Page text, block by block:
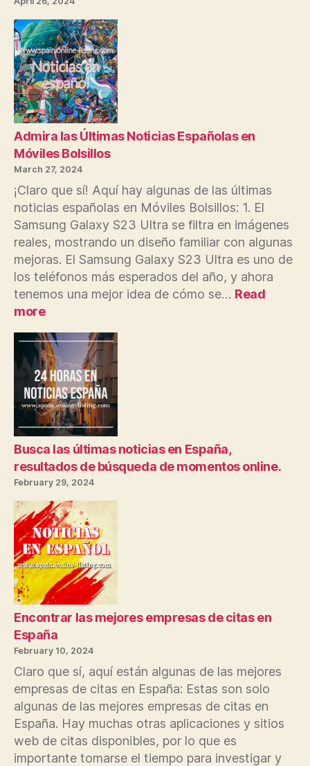
móviles
Admira las Últimas Noticias Españolas en
Móviles Bolsillos
March 27, 2024
¡Claro que sí! Aquí hay algunas de las últimas
noticias españolas en Móviles Bolsillos: 1. El
Samsung Galaxy S23 Ultra se filtra en imágenes
reales, mostrando un diseño familiar con algunas
mejoras. El Samsung Galaxy S23 Ultra es uno de
los teléfonos más esperados del año, y ahora
tenemos una mejor idea de cómo se… Read
more:
las
Últimas
Noticias
Españolas
en
Móviles
Bolsillos
Busca las últimas noticias en España,
resultados de búsqueda de momentos online.
February 29, 2024
Encontrar las mejores empresas de citas en
España
February 10, 2024
Claro que sí, aquí están algunas de las mejores
empresas de citas en España: Estas son solo
algunas de las mejores empresas de citas en
España. Hay muchas otras aplicaciones y sitios
web de citas disponibles, por lo que es
importante tomarse el tiempo para investigar y